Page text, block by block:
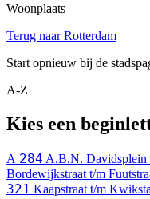
Woonplaats
Terug naar Rotterdam
Start opnieuw bij de
A-Z
Kies een
A 284 A.B.N. Davidsplein
Bordewijkstraat t/m
321 Kaapstraat t/m